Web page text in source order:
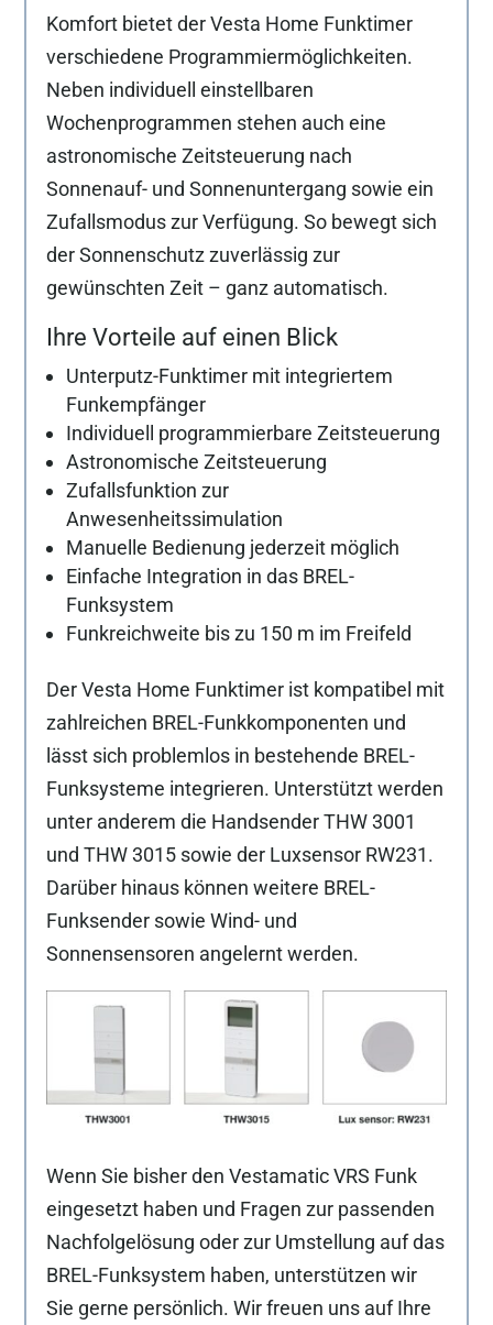
Komfort bietet der Vesta Home Funktimer
verschiedene Programmiermöglichkeiten.
Neben individuell einstellbaren
Wochenprogrammen stehen auch eine
astronomische Zeitsteuerung nach
Sonnenauf- und Sonnenuntergang sowie ein
Zufallsmodus zur Verfügung. So bewegt sich
der Sonnenschutz zuverlässig zur
gewünschten Zeit – ganz automatisch.
Ihre Vorteile auf einen Blick
Unterputz-Funktimer mit integriertem
Funkempfänger
Individuell programmierbare Zeitsteuerung
Astronomische Zeitsteuerung
Zufallsfunktion zur
Anwesenheitssimulation
Manuelle Bedienung jederzeit möglich
Einfache Integration in das BREL-
Funksystem
Funkreichweite bis zu 150 m im Freifeld
Der Vesta Home Funktimer ist kompatibel mit
zahlreichen BREL-Funkkomponenten und
lässt sich problemlos in bestehende BREL-
Funksysteme integrieren. Unterstützt werden
unter anderem die Handsender THW 3001
und THW 3015 sowie der Luxsensor RW231.
Darüber hinaus können weitere BREL-
Funksender sowie Wind- und
Sonnensensoren angelernt werden.
Wenn Sie bisher den Vestamatic VRS Funk
eingesetzt haben und Fragen zur passenden
Nachfolgelösung oder zur Umstellung auf das
BREL-Funksystem haben, unterstützen wir
Sie gerne persönlich. Wir freuen uns auf Ihre